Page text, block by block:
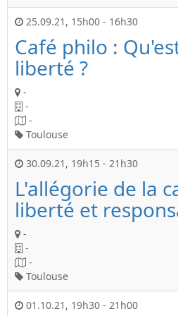
25.09.21 , 15h00 - 16h30
Café philo :
liberté ?
-
-
-
Toulouse
30.09.21 , 19h15 - 21h30
L'allégorie de la
liberté et
-
-
-
Toulouse
01.10.21 , 19h30 - 21h00